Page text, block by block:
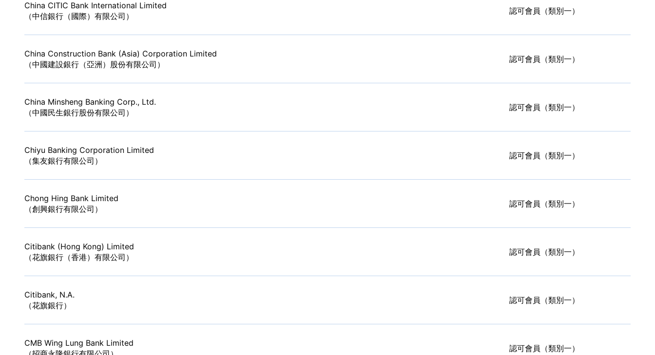
China CITIC Bank International Limited
（中信銀行（國際）有限公司）
認可會員（類別一）
China Construction Bank (Asia) Corporation Limited
（中國建設銀行（亞洲）股份有限公司）
認可會員（類別一）
China Minsheng Banking Corp., Ltd.
（中國民生銀行股份有限公司）
認可會員（類別一）
Chiyu Banking Corporation Limited
（集友銀行有限公司）
認可會員（類別一）
Chong Hing Bank Limited
（創興銀行有限公司）
認可會員（類別一）
Citibank (Hong Kong) Limited
（花旗銀行（香港）有限公司）
認可會員（類別一）
Citibank, N.A.
（花旗銀行）
認可會員（類別一）
CMB Wing Lung Bank Limited
認可會員（類別一）